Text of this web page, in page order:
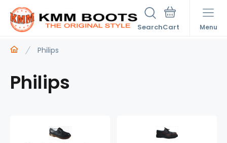
Search Menu
Philips
Philips